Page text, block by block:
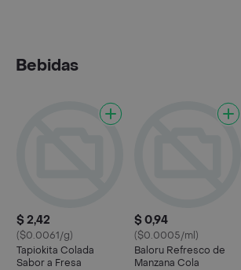
Bebidas
$ 2,42
($0.0061/g)
Tapiokita Colada
Sabor a Fresa
$ 0,94
($0.0005/ml)
Baloru Refresco de
Manzana Cola